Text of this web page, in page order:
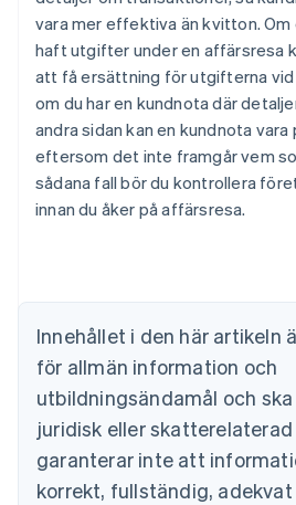
vara mer effektiva än kvitton. Om
haft utgifter under en affärsresa
att få ersättning för utgifterna
om du har en kundnota där
andra sidan kan en kundnota
eftersom det inte framgår vem
sådana fall bör du kontrollera
innan du åker på affärsresa.
Innehållet i den här artikeln
för allmän information och
utbildningsändamål och
juridisk eller
garanterar inte att
korrekt, fullständig, adekvat
Australien
English
Belgien
Bulgarien
Cypern
English
English
Estland
English
Fastlandskina
简体中文English